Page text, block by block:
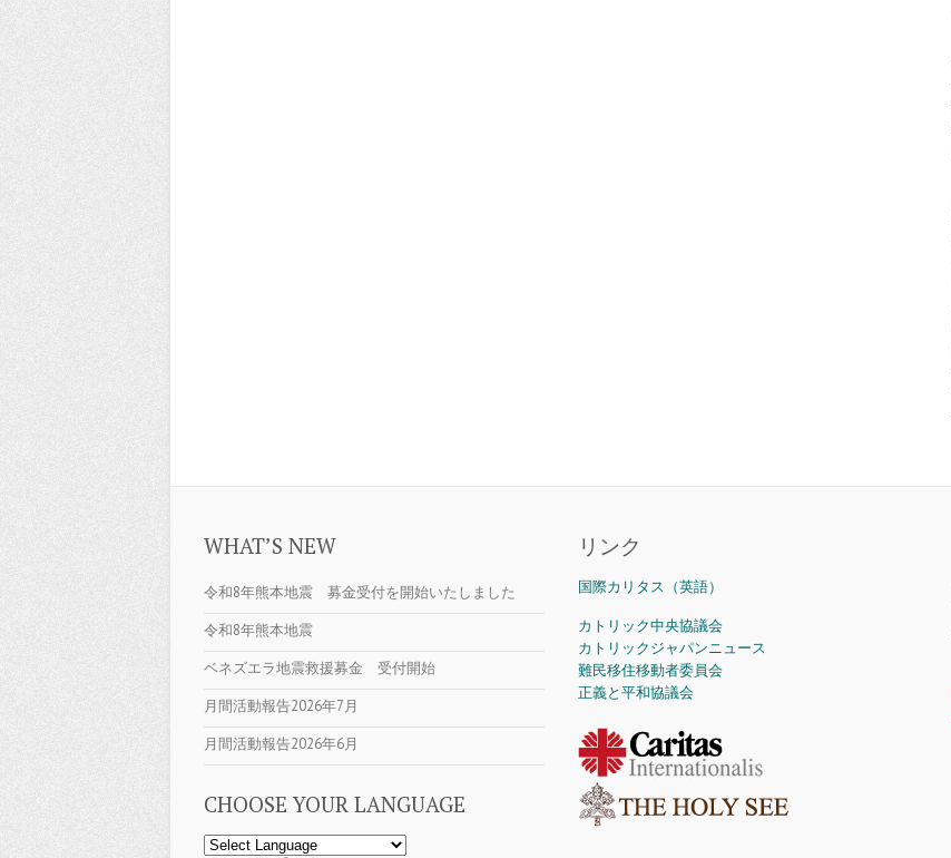
WHAT’S NEW
令和8年熊本地震 募金受付を開始いたしました
令和8年熊本地震
ベネズエラ地震救援募金 受付開始
月間活動報告2026年7月
月間活動報告2026年6月
CHOOSE YOUR LANGUAGE
リンク
国際カリタス（英語）
カトリック中央協議会
カトリックジャパンニュース
難民移住移動者委員会
正義と平和協議会